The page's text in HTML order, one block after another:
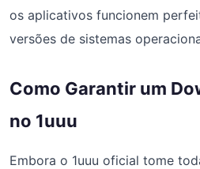
os aplicativos funcionem
versões de sistemas
Como Garantir um
no 1uuu
Embora o 1uuu oficial tome